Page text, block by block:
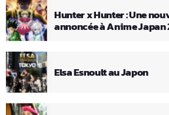
Hunter x Hunter : Une
annoncée à Anime Japan
Elsa Esnoult au Japon